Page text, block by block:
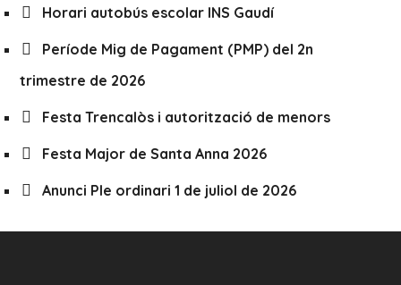
Horari autobús escolar INS Gaudí
Període Mig de Pagament (PMP) del 2n
trimestre de 2026
Festa Trencalòs i autorització de menors
Festa Major de Santa Anna 2026
Anunci Ple ordinari 1 de juliol de 2026